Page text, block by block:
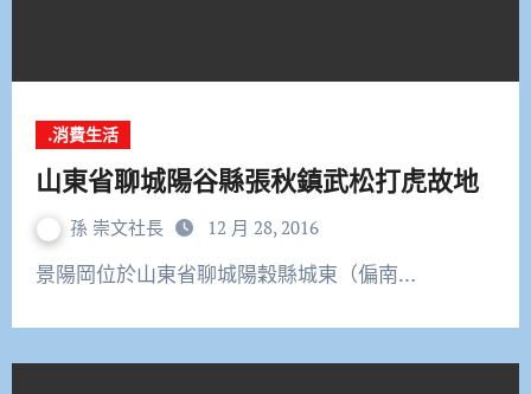
.消費生活
山東省聊城陽谷縣張秋鎮武松打虎故地
孫 崇文社長 12 月 28, 2016
景陽岡位於山東省聊城陽穀縣城東（偏南…